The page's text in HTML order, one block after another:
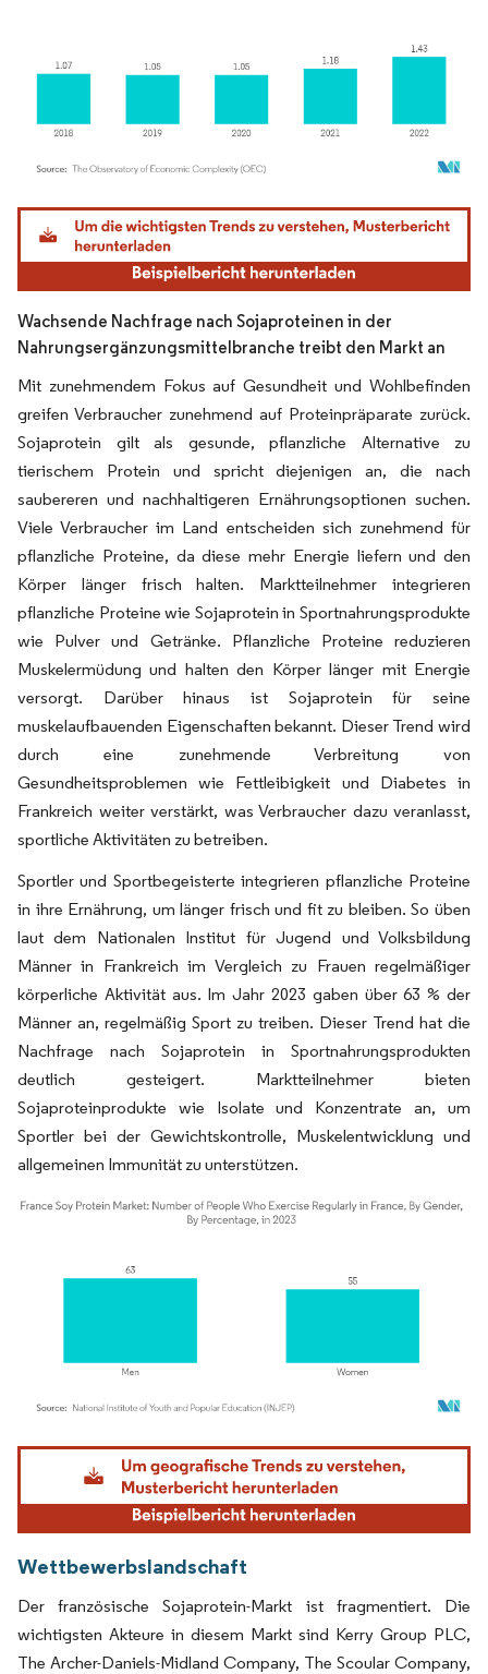
Bild © Mordor Intelligence. Wiederverwendung erfordert Namensnennung gemäß
Wachsende Nachfrage nach Sojaproteinen in der
Nahrungsergänzungsmittelbranche treibt den Markt an
Mit zunehmendem Fokus auf Gesundheit und Wohlbefinden
greifen Verbraucher zunehmend auf Proteinpräparate zurück.
Sojaprotein gilt als gesunde, pflanzliche Alternative zu
tierischem Protein und spricht diejenigen an, die nach
saubereren und nachhaltigeren Ernährungsoptionen suchen.
Viele Verbraucher im Land entscheiden sich zunehmend für
pflanzliche Proteine, da diese mehr Energie liefern und den
Körper länger frisch halten. Marktteilnehmer integrieren
pflanzliche Proteine wie Sojaprotein in Sportnahrungsprodukte
wie Pulver und Getränke. Pflanzliche Proteine reduzieren
Muskelermüdung und halten den Körper länger mit Energie
versorgt. Darüber hinaus ist Sojaprotein für seine
muskelaufbauenden Eigenschaften bekannt. Dieser Trend wird
durch eine zunehmende Verbreitung von
Gesundheitsproblemen wie Fettleibigkeit und Diabetes in
Frankreich weiter verstärkt, was Verbraucher dazu veranlasst,
sportliche Aktivitäten zu betreiben.
Sportler und Sportbegeisterte integrieren pflanzliche Proteine
in ihre Ernährung, um länger frisch und fit zu bleiben. So üben
laut dem Nationalen Institut für Jugend und Volksbildung
Männer in Frankreich im Vergleich zu Frauen regelmäßiger
körperliche Aktivität aus. Im Jahr 2023 gaben über 63 % der
Männer an, regelmäßig Sport zu treiben. Dieser Trend hat die
Nachfrage nach Sojaprotein in Sportnahrungsprodukten
deutlich gesteigert. Marktteilnehmer bieten
Sojaproteinprodukte wie Isolate und Konzentrate an, um
Sportler bei der Gewichtskontrolle, Muskelentwicklung und
allgemeinen Immunität zu unterstützen.
Bild © Mordor Intelligence. Wiederverwendung erfordert Namensnennung gemäß
Wettbewerbslandschaft
Der französische Sojaprotein-Markt ist fragmentiert. Die
wichtigsten Akteure in diesem Markt sind Kerry Group PLC,
The Archer-Daniels-Midland Company, The Scoular Company,